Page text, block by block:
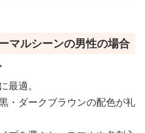
マルシーンの男性の場合
最適。
・ダークブラウンの配色が礼